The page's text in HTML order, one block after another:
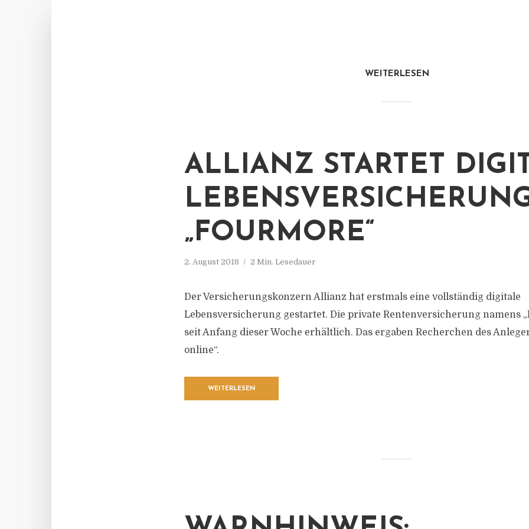
WEITERLESEN
ALLIANZ STARTET
„FOURMORE“
2. August 2018 2 Min. Lesedauer
Der Versicherungskonzern Allianz hat erstmals eine vollständig digitale
Lebensversicherung gestartet. Die private Rentenversicherung namens
seit Anfang dieser Woche erhältlich. Das ergaben Recherchen des
online“.
WEITERLESEN